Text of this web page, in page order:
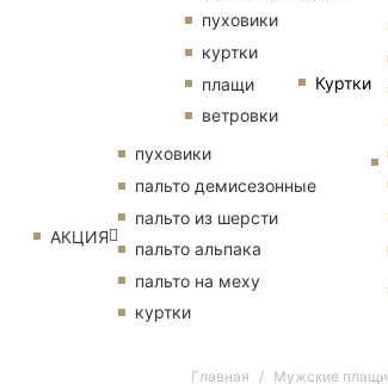
Куртки
пуховики
куртки
плащи
ветровки
АКЦИЯ
пуховики
пальто демисезонные
пальто из шерсти
пальто альпака
пальто на меху
куртки
Главная Мужские плащи